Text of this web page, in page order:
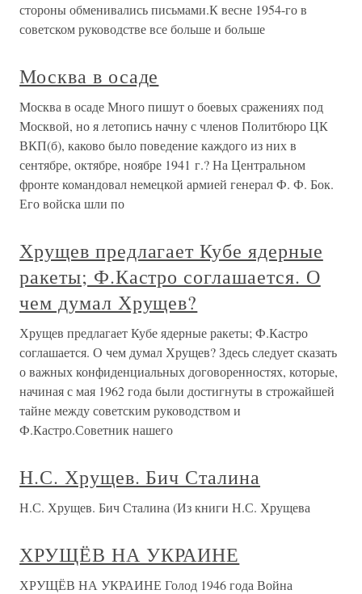
стороны обменивались письмами.К весне 1954-го в
советском руководстве все больше и больше
Москва в осаде
Москва в осаде Много пишут о боевых сражениях под
Москвой, но я летопись начну с членов Политбюро ЦК
ВКП(б), каково было поведение каждого из них в
сентябре, октябре, ноябре 1941 г.? На Центральном
фронте командовал немецкой армией генерал Ф. Ф. Бок.
Его войска шли по
Хрущев предлагает Кубе ядерные
ракеты; Ф.Кастро соглашается. О
чем думал Хрущев?
Хрущев предлагает Кубе ядерные ракеты; Ф.Кастро
соглашается. О чем думал Хрущев? Здесь следует сказать
о важных конфиденциальных договоренностях, которые,
начиная с мая 1962 года были достигнуты в строжайшей
тайне между советским руководством и
Ф.Кастро.Советник нашего
Н.С. Хрущев. Бич Сталина
Н.С. Хрущев. Бич Сталина (Из книги Н.С. Хрущева
ХРУЩЁВ НА УКРАИНЕ
ХРУЩЁВ НА УКРАИНЕ Голод 1946 года Война